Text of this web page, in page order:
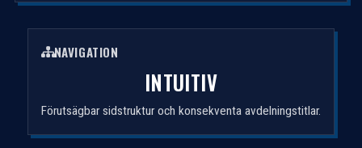
NAVIGATION
INTUITIV
Förutsägbar sidstruktur och konsekventa avdelningstitlar.